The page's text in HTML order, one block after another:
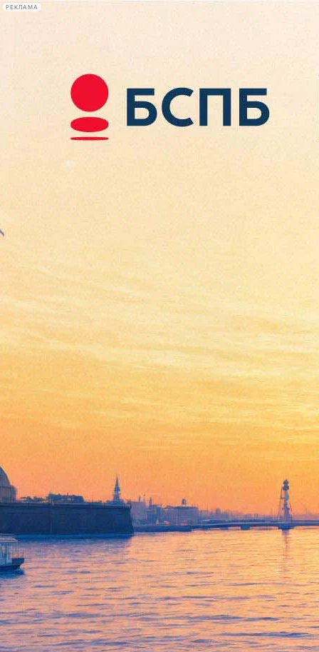
РЕКЛАМА
Сегодня:
2026.08.07
21:09
Афиша Plus
«Лето» Серебренникова:
Поверженные скептики
07 июня 2018,14:26 Версия для печати